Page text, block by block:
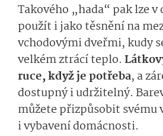
Takového „hada“ paklzev
použít ijako těsnění na
vchodovýmidveř­mi, kudy
velkém ztrácí teplo.
ruce, když je potřeba, a
dostupnýi udrži­telný.
můžete přizpůsobit svému
i vybavenído­mácnosti.